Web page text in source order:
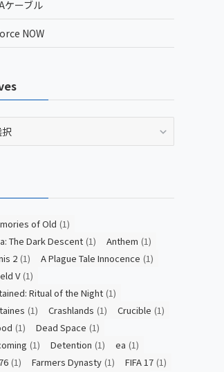
ケーブル
NOW
of Old (1)
The Dark Descent (1) Anthem (1)
2 (1) A Plague Tale Innocence (1)
V (1)
Ritual of the Night (1)
(1) Crashlands (1) Crucible (1)
(1) Dead Space (1)
(1) Detention (1) ea (1)
(1) Farmers Dynasty (1) FIFA 17 (1)